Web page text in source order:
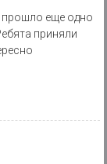
прошло еще одно
приняли